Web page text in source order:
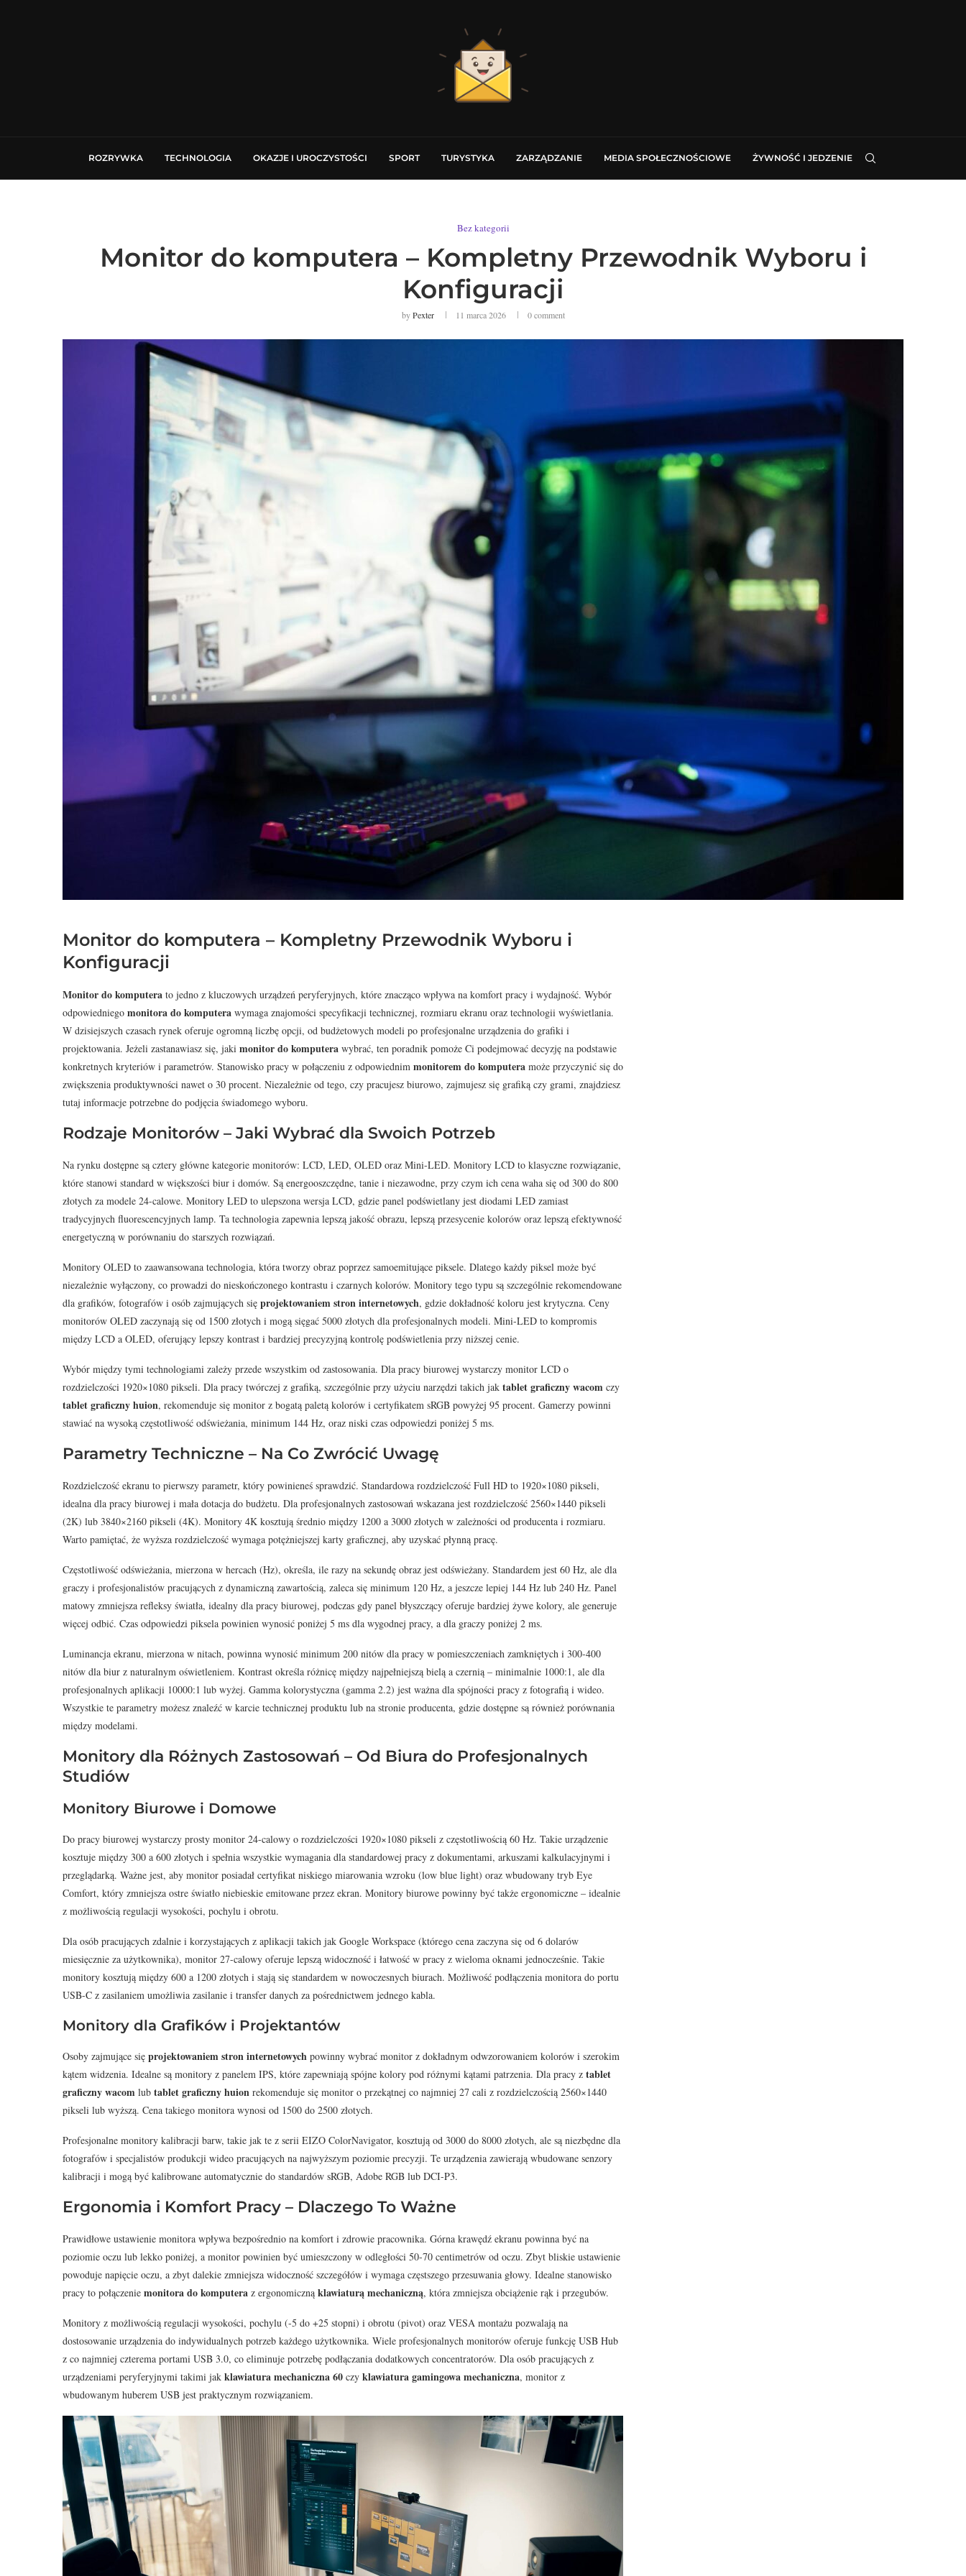
ROZRYWKA TECHNOLOGIA OKAZJE I UROCZYSTOŚCI SPORT TURYSTYKA ZARZĄDZANIE MEDIA SPOŁECZNOŚCIOWE ŻYWNOŚĆ I JEDZENIE
Bez kategorii
Monitor do komputera – Kompletny Przewodnik Wyboru i
Konfiguracji
byPexter 11 marca 2026 0 comment
Monitor do komputera – Kompletny Przewodnik Wyboru i
Konfiguracji
Monitor do komputera to jedno z kluczowych urządzeń peryferyjnych, które znacząco wpływa na komfort pracy i wydajność. Wybór
odpowiedniego monitora do komputera wymaga znajomości specyfikacji technicznej, rozmiaru ekranu oraz technologii wyświetlania.
W dzisiejszych czasach rynek oferuje ogromną liczbę opcji, od budżetowych modeli po profesjonalne urządzenia do grafiki i
projektowania. Jeżeli zastanawiasz się, jaki monitor do komputera wybrać, ten poradnik pomoże Ci podejmować decyzję na podstawie
konkretnych kryteriów i parametrów. Stanowisko pracy w połączeniu z odpowiednim monitorem do komputera może przyczynić się do
zwiększenia produktywności nawet o 30 procent. Niezależnie od tego, czy pracujesz biurowo, zajmujesz się grafiką czy grami, znajdziesz
tutaj informacje potrzebne do podjęcia świadomego wyboru.
Rodzaje Monitorów – Jaki Wybrać dla Swoich Potrzeb
Na rynku dostępne są cztery główne kategorie monitorów: LCD, LED, OLED oraz Mini-LED. Monitory LCD to klasyczne rozwiązanie,
które stanowi standard w większości biur i domów. Są energooszczędne, tanie i niezawodne, przy czym ich cena waha się od 300 do 800
złotych za modele 24-calowe. Monitory LED to ulepszona wersja LCD, gdzie panel podświetlany jest diodami LED zamiast
tradycyjnych fluorescencyjnych lamp. Ta technologia zapewnia lepszą jakość obrazu, lepszą przesycenie kolorów oraz lepszą efektywność
energetyczną w porównaniu do starszych rozwiązań.
Monitory OLED to zaawansowana technologia, która tworzy obraz poprzez samoemitujące piksele. Dlatego każdy piksel może być
niezależnie wyłączony, co prowadzi do nieskończonego kontrastu i czarnych kolorów. Monitory tego typu są szczególnie rekomendowane
dla grafików, fotografów i osób zajmujących się projektowaniem stron internetowych, gdzie dokładność koloru jest krytyczna. Ceny
monitorów OLED zaczynają się od 1500 złotych i mogą sięgać 5000 złotych dla profesjonalnych modeli. Mini-LED to kompromis
między LCD a OLED, oferujący lepszy kontrast i bardziej precyzyjną kontrolę podświetlenia przy niższej cenie.
Wybór między tymi technologiami zależy przede wszystkim od zastosowania. Dla pracy biurowej wystarczy monitor LCD o
rozdzielczości 1920×1080 pikseli. Dla pracy twórczej z grafiką, szczególnie przy użyciu narzędzi takich jak tablet graficzny wacom czy
tablet graficzny huion, rekomenduje się monitor z bogatą paletą kolorów i certyfikatem sRGB powyżej 95 procent. Gamerzy powinni
stawiać na wysoką częstotliwość odświeżania, minimum 144 Hz, oraz niski czas odpowiedzi poniżej 5 ms.
Parametry Techniczne – Na Co Zwrócić Uwagę
Rozdzielczość ekranu to pierwszy parametr, który powinieneś sprawdzić. Standardowa rozdzielczość Full HD to 1920×1080 pikseli,
idealna dla pracy biurowej i mała dotacja do budżetu. Dla profesjonalnych zastosowań wskazana jest rozdzielczość 2560×1440 pikseli
(2K) lub 3840×2160 pikseli (4K). Monitory 4K kosztują średnio między 1200 a 3000 złotych w zależności od producenta i rozmiaru.
Warto pamiętać, że wyższa rozdzielczość wymaga potężniejszej karty graficznej, aby uzyskać płynną pracę.
Częstotliwość odświeżania, mierzona w hercach (Hz), określa, ile razy na sekundę obraz jest odświeżany. Standardem jest 60 Hz, ale dla
graczy i profesjonalistów pracujących z dynamiczną zawartością, zaleca się minimum 120 Hz, a jeszcze lepiej 144 Hz lub 240 Hz. Panel
matowy zmniejsza refleksy światła, idealny dla pracy biurowej, podczas gdy panel błyszczący oferuje bardziej żywe kolory, ale generuje
więcej odbić. Czas odpowiedzi piksela powinien wynosić poniżej 5 ms dla wygodnej pracy, a dla graczy poniżej 2 ms.
Luminancja ekranu, mierzona w nitach, powinna wynosić minimum 200 nitów dla pracy w pomieszczeniach zamkniętych i 300-400
nitów dla biur z naturalnym oświetleniem. Kontrast określa różnicę między najpełniejszą bielą a czernią – minimalnie 1000:1, ale dla
profesjonalnych aplikacji 10000:1 lub wyżej. Gamma kolorystyczna (gamma 2.2) jest ważna dla spójności pracy z fotografią i wideo.
Wszystkie te parametry możesz znaleźć w karcie technicznej produktu lub na stronie producenta, gdzie dostępne są również porównania
między modelami.
Monitory dla Różnych Zastosowań – Od Biura do Profesjonalnych
Studiów
Monitory Biurowe i Domowe
Do pracy biurowej wystarczy prosty monitor 24-calowy o rozdzielczości 1920×1080 pikseli z częstotliwością 60 Hz. Takie urządzenie
kosztuje między 300 a 600 złotych i spełnia wszystkie wymagania dla standardowej pracy z dokumentami, arkuszami kalkulacyjnymi i
przeglądarką. Ważne jest, aby monitor posiadał certyfikat niskiego miarowania wzroku (low blue light) oraz wbudowany tryb Eye
Comfort, który zmniejsza ostre światło niebieskie emitowane przez ekran. Monitory biurowe powinny być także ergonomiczne – idealnie
z możliwością regulacji wysokości, pochylu i obrotu.
Dla osób pracujących zdalnie i korzystających z aplikacji takich jak Google Workspace (którego cena zaczyna się od 6 dolarów
miesięcznie za użytkownika), monitor 27-calowy oferuje lepszą widoczność i łatwość w pracy z wieloma oknami jednocześnie. Takie
monitory kosztują między 600 a 1200 złotych i stają się standardem w nowoczesnych biurach. Możliwość podłączenia monitora do portu
USB-C z zasilaniem umożliwia zasilanie i transfer danych za pośrednictwem jednego kabla.
Monitory dla Grafików i Projektantów
Osoby zajmujące się projektowaniem stron internetowych powinny wybrać monitor z dokładnym odwzorowaniem kolorów i szerokim
kątem widzenia. Idealne są monitory z panelem IPS, które zapewniają spójne kolory pod różnymi kątami patrzenia. Dla pracy z tablet
graficzny wacom lub tablet graficzny huion rekomenduje się monitor o przekątnej co najmniej 27 cali z rozdzielczością 2560×1440
pikseli lub wyższą. Cena takiego monitora wynosi od 1500 do 2500 złotych.
Profesjonalne monitory kalibracji barw, takie jak te z serii EIZO ColorNavigator, kosztują od 3000 do 8000 złotych, ale są niezbędne dla
fotografów i specjalistów produkcji wideo pracujących na najwyższym poziomie precyzji. Te urządzenia zawierają wbudowane senzory
kalibracji i mogą być kalibrowane automatycznie do standardów sRGB, Adobe RGB lub DCI-P3.
Ergonomia i Komfort Pracy – Dlaczego To Ważne
Prawidłowe ustawienie monitora wpływa bezpośrednio na komfort i zdrowie pracownika. Górna krawędź ekranu powinna być na
poziomie oczu lub lekko poniżej, a monitor powinien być umieszczony w odległości 50-70 centimetrów od oczu. Zbyt bliskie ustawienie
powoduje napięcie oczu, a zbyt dalekie zmniejsza widoczność szczegółów i wymaga częstszego przesuwania głowy. Idealne stanowisko
pracy to połączenie monitora do komputera z ergonomiczną klawiaturą mechaniczną, która zmniejsza obciążenie rąk i przegubów.
Monitory z możliwością regulacji wysokości, pochylu (-5 do +25 stopni) i obrotu (pivot) oraz VESA montażu pozwalają na
dostosowanie urządzenia do indywidualnych potrzeb każdego użytkownika. Wiele profesjonalnych monitorów oferuje funkcję USB Hub
z co najmniej czterema portami USB 3.0, co eliminuje potrzebę podłączania dodatkowych concentratorów. Dla osób pracujących z
urządzeniami peryferyjnymi takimi jak klawiatura mechaniczna 60 czy klawiatura gamingowa mechaniczna, monitor z
wbudowanym huberem USB jest praktycznym rozwiązaniem.